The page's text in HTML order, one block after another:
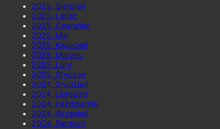
2025, Sierpień
2025, Lipiec
2025, Czerwiec
2025, Maj
2025, Kwiecień
2025, Marzec
2025, Luty
2025, Styczeń
2024, Grudzień
2024, Listopad
2024, Październik
2024, Wrzesień
2024, Sierpień